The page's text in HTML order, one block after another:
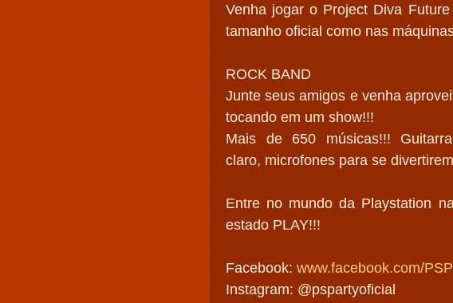
Venha jogar o Project Diva
tamanho oficial como nas
ROCK BAND
Junte seus amigos e venha
tocando em um show!!!
Mais de 650 músicas!!!
claro, microfones para se
Entre no mundo da Playstation
estado PLAY!!!
Facebook: www.facebook.com/
Instagram: @pspartyoficial